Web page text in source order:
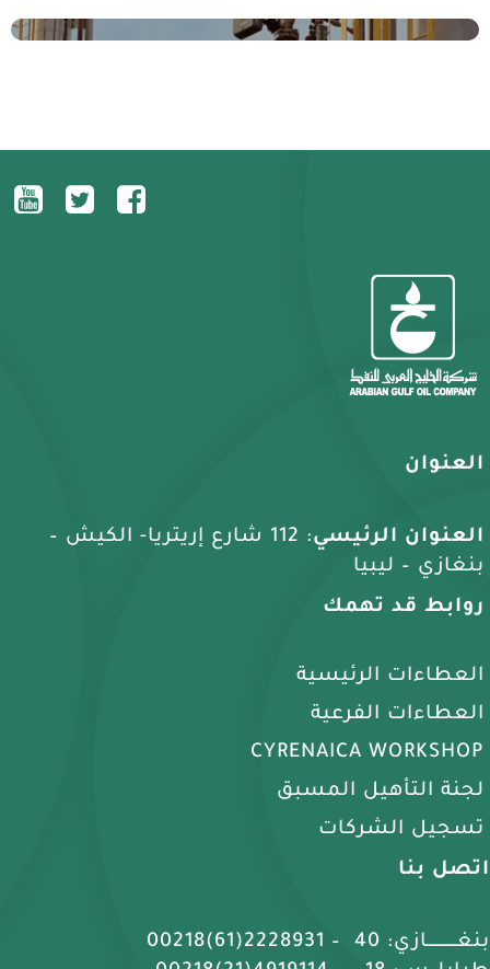
العنوان
العنوان الرئيسي
: 112 شارع إريتريا- الكيش –
بنغازي – ليبيا
روابط قد تهمك
العطاءات الرئيسية
العطاءات الفرعية
CYRENAICA WORKSHOP
لجنة التأهيل المسبق
تسجيل الشركات
اتصل بنا
بنغـــــــــازي: 40 – 2228931(61)00218